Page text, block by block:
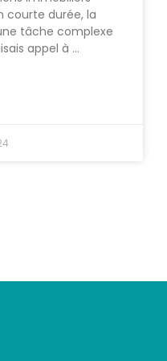
courte durée, la
tâche complexe
appel à …